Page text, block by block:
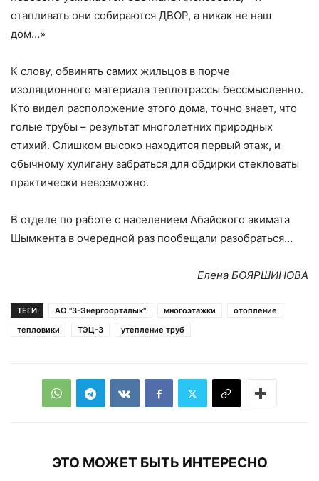
отапливать они собираются ДВОР, а никак не наш
дом…»
К слову, обвинять самих жильцов в порче
изоляционного материала теплотрассы бессмысленно.
Кто видел расположение этого дома, точно знает, что
голые трубы – результат многолетних природных
стихий. Слишком высоко находится первый этаж, и
обычному хулигану забраться для обдирки стекловаты
практически невозможно.
В отделе по работе с населением Абайского акимата
Шымкента в очередной раз пообещали разобраться…
Елена БОЯРШИНОВА
ТЕГИ АО "3-Энергоорталык" многоэтажки
отопление
тепловики
ТЭЦ-3 утепление труб
ЭТО МОЖЕТ БЫТЬ ИНТЕРЕСНО